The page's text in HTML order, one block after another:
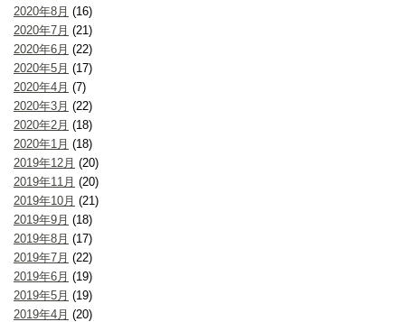
2020年8月 (16)
2020年7月 (21)
2020年6月 (22)
2020年5月 (17)
2020年4月 (7)
2020年3月 (22)
2020年2月 (18)
2020年1月 (18)
2019年12月 (20)
2019年11月 (20)
2019年10月 (21)
2019年9月 (18)
2019年8月 (17)
2019年7月 (22)
2019年6月 (19)
2019年5月 (19)
2019年4月 (20)